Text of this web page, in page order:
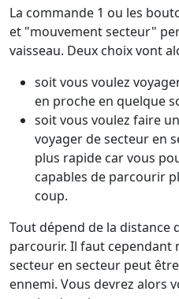
La commande 1 ou les
et "mouvement secteur"
vaisseau. Deux choix vont
soit vous voulez
en proche en quelque
soit vous voulez faire
voyager de secteur en
plus rapide car vous
capables de parcourir
coup.
Tout dépend de la distance
parcourir. Il faut cependant
secteur en secteur peut
ennemi. Vous devrez alors